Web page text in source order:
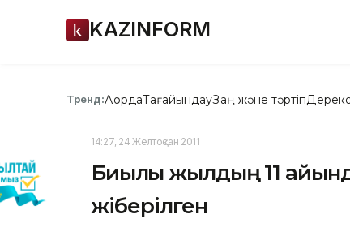
KAZINFORM
Тренд:АқордаТағайындауЗаң және тәртіп
14:27, 24 Желтоқсан 2011
Биылғы жылдың 11
жіберілген